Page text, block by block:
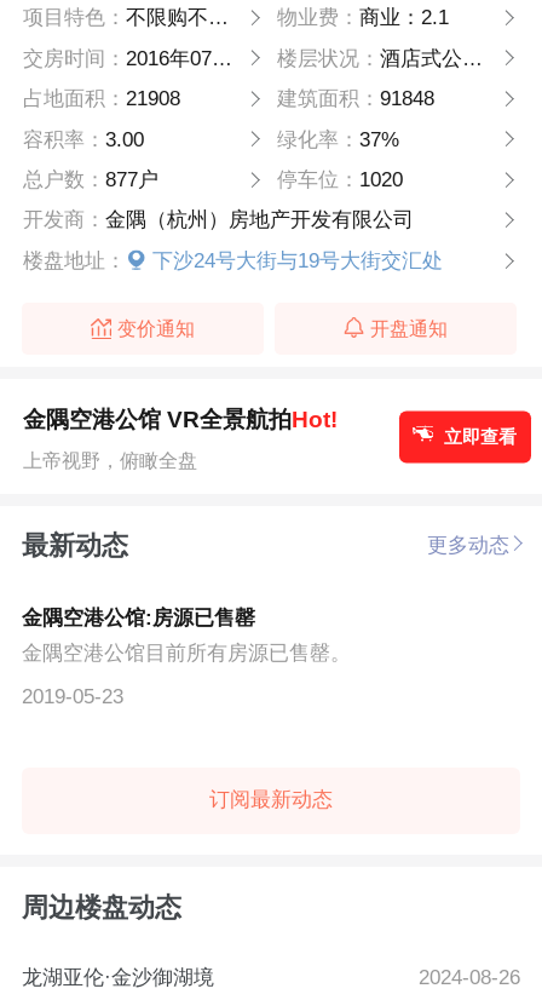
项目特色：不限购不限贷 物业费： 商业：2.1
交房时间： 2016年07月31日 楼层状况： 酒店式公寓21层，商业2~3层
占地面积：21908 建筑面积： 91848
容积率：3.00 绿化率： 37%
总户数：877户 停车位： 1020
开发商：金隅（杭州）房地产开发有限公司
楼盘地址：
下沙24号大街与19号大街交汇处
变价通知 开盘通知
金隅空港公馆 VR全景航拍Hot!
上帝视野，俯瞰全盘
立即查看
最新动态 更多动态
金隅空港公馆:房源已售罄
金隅空港公馆目前所有房源已售罄。
2019-05-23
订阅最新动态
周边楼盘动态
龙湖亚伦·金沙御湖境
2024-08-26